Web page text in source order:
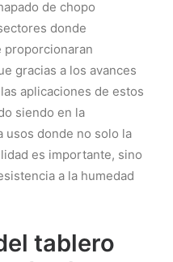
de chopo
donde
proporcionaran
gracias a los avances
aplicaciones de estos
siendo en la
usos donde no solo la
es importante, sino
a la humedad
tablero